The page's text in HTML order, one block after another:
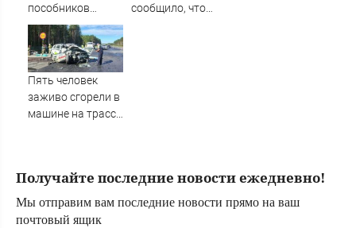
пособников
украинских кол-
центров за
кибермошенничество
сообщило, что
Пять человек
заживо сгорели в
машине на трассе
Получайте последние новости ежедневно!
Мы отправим вам последние новости прямо на ваш
почтовый ящик